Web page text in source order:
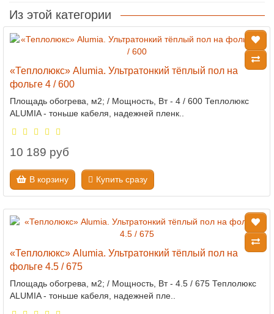
Из этой категории
«Теплолюкс» Alumia. Ультратонкий тёплый пол на
фольге 4 / 600
Площадь обогрева, м2; / Мощность, Вт - 4 / 600 Теплолюкс
ALUMIA - тоньше кабеля, надежней пленк..
10 189 руб
В корзину Купить сразу
«Теплолюкс» Alumia. Ультратонкий тёплый пол на
фольге 4.5 / 675
Площадь обогрева, м2; / Мощность, Вт - 4.5 / 675 Теплолюкс
ALUMIA - тоньше кабеля, надежней пле..